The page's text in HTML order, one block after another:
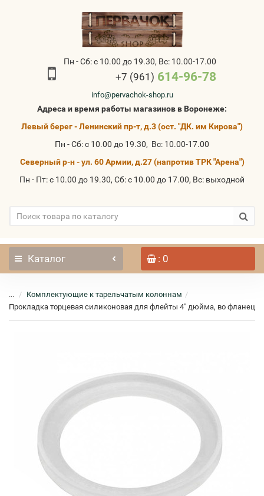
Пн - Сб: с 10.00 до 19.30, Вс: 10.00-17.00
+7 (961) 614-96-78
info@pervachok-shop.ru
Адреса и время работы магазинов в Воронеже:
Левый берег - Ленинский пр-т, д.3 (ост. "ДК. им Кирова")
Пн - Сб: с 10.00 до 19.30, Вс: 10.00-17.00
Северный р-н - ул. 60 Армии, д.27 (напротив ТРК "Арена")
Пн - Пт: с 10.00 до 19.30, Сб: с 10.00 до 17.00, Вс: выходной
Каталог : 0
...
Комплектующие к тарельчатым колоннам
Прокладка торцевая силиконовая для флейты 4" дюйма, во фланец